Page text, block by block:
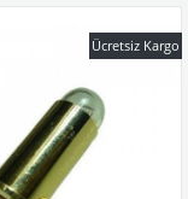
Ücretsiz Kargo